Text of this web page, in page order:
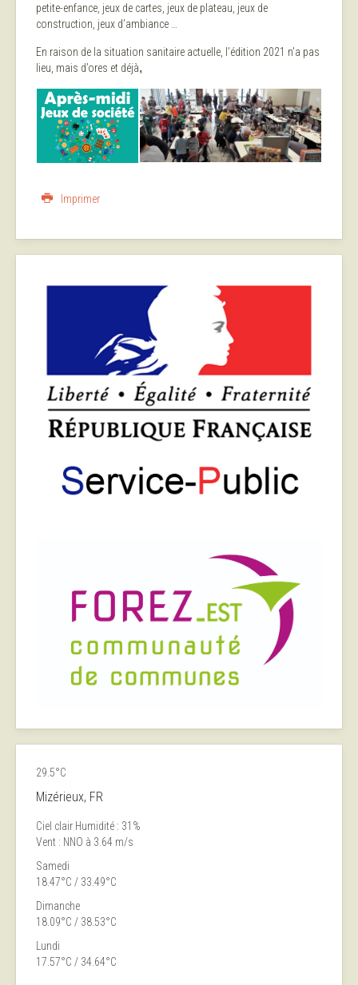
petite-enfance, jeux de cartes, jeux de plateau, jeux de
construction, jeux d’ambiance …
En raison de la situation sanitaire actuelle, l’édition 2021 n’a pas
lieu, mais d’ores et déjà,
Imprimer
29.5°C
Mizérieux, FR
Ciel clair Humidité : 31%
Vent : NNO à 3.64 m/s
Samedi
18.47°C / 33.49°C
Dimanche
18.09°C / 38.53°C
Lundi
17.57°C / 34.64°C